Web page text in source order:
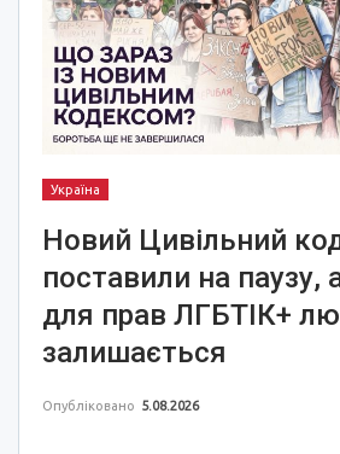
Україна
Новий Цивільний
поставили на паузу,
для прав ЛГБТІК+
залишається
Опубліковано 5.08.2026